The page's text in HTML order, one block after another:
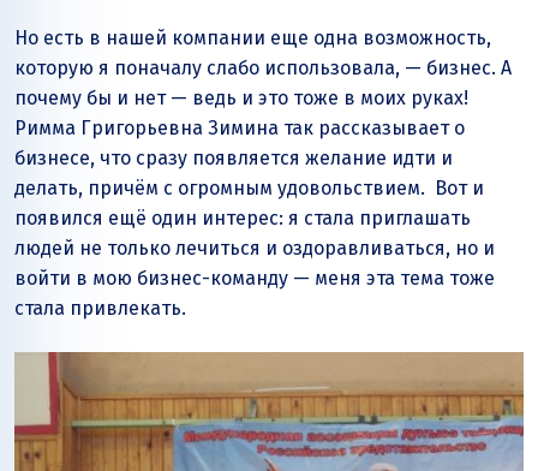
Но есть в нашей компании еще одна возможность,
которую я поначалу слабо использовала, — бизнес. А
почему бы и нет — ведь и это тоже в моих руках!
Римма Григорьевна Зимина так рассказывает о
бизнесе, что сразу появляется желание идти и
делать, причём с огромным удовольствием. Вот и
появился ещё один интерес: я стала приглашать
людей не только лечиться и оздоравливаться, но и
войти в мою бизнес-команду — меня эта тема тоже
стала привлекать.